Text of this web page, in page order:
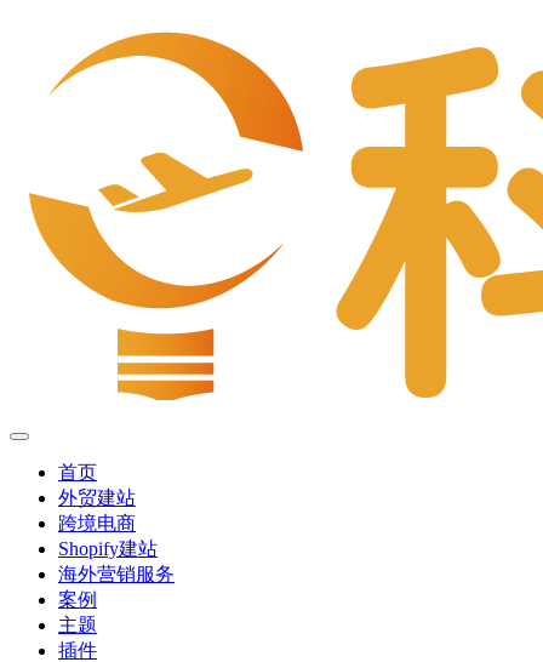
首页
外贸建站
跨境电商
Shopify建站
海外营销服务
案例
主题
插件